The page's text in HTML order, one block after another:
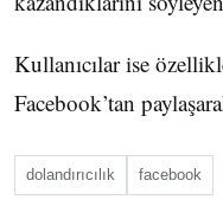
Kullanıcılar ise
Facebook’tan
dolandırıcılık facebook